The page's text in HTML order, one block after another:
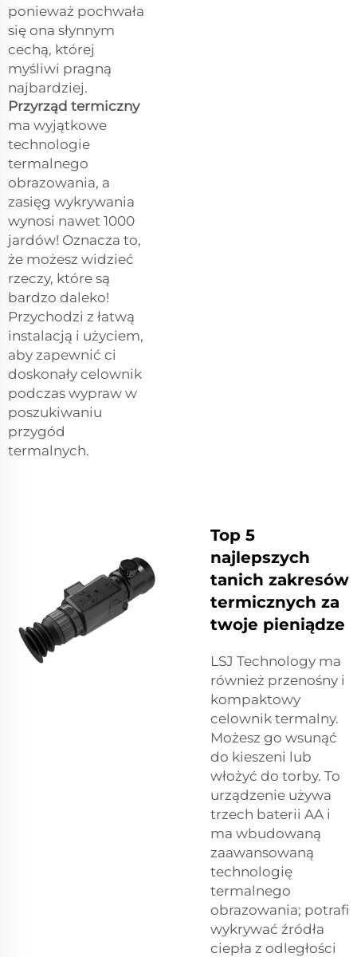
ponieważ pochwała
się ona słynnym
cechą, której
myśliwi pragną
najbardziej.
Przyrząd termiczny
ma wyjątkowe
technologie
termalnego
obrazowania, a
zasięg wykrywania
wynosi nawet 1000
jardów! Oznacza to,
że możesz widzieć
rzeczy, które są
bardzo daleko!
Przychodzi z łatwą
instalacją i użyciem,
aby zapewnić ci
doskonały celownik
podczas wypraw w
poszukiwaniu
przygód
termalnych.
Top 5
najlepszych
tanich zakresów
termicznych za
twoje pieniądze
LSJ Technology ma
również przenośny i
kompaktowy
celownik termalny.
Możesz go wsunąć
do kieszeni lub
włożyć do torby. To
urządzenie używa
trzech baterii AA i
ma wbudowaną
zaawansowaną
technologię
termalnego
obrazowania; potrafi
wykrywać źródła
ciepła z odległości